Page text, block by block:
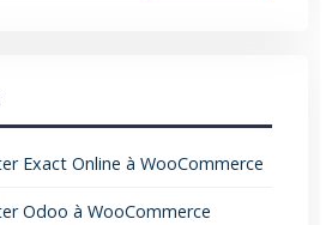
Exact Online à WooCommerce
Odoo à WooCommerce